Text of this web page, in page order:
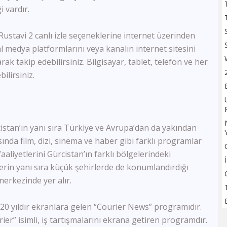
Flash Haber
Kanal 24
Ulusal Kanal
Ülke Tv
Bengütürk Tv
TGRT Haber
TVNET
Bein Sports Haber
GS Tv
vardır.
2 canlı izle seçeneklerine internet üzerinden
medya platformlarını veya kanalın internet sitesini
takip edebilirsiniz. Bilgisayar, tablet, telefon ve her
yanı sıra Türkiye ve Avrupa’dan da yakından
film, dizi, sinema ve haber gibi farklı programlar
Gürcistan’ın farklı bölgelerindeki
yanı sıra küçük şehirlerde de konumlandırdığı
yer alır.
ekranlara gelen “Courier News” programıdır.
isimli, iş tartışmalarını ekrana getiren programdır.